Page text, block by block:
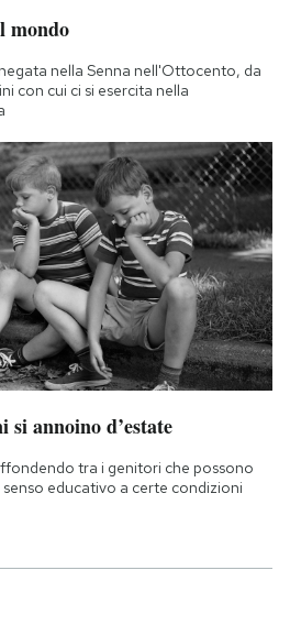
mondo
nella Senna nell'Ottocento, da
con cui ci si esercita nella
annoino d’estate
tra i genitori che possono
educativo a certe condizioni